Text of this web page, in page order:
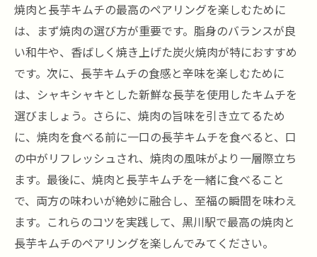
焼肉と長芋キムチの最高のペアリングを楽しむために
は、まず焼肉の選び方が重要です。脂身のバランスが良
い和牛や、香ばしく焼き上げた炭火焼肉が特におすすめ
です。次に、長芋キムチの食感と辛味を楽しむために
は、シャキシャキとした新鮮な長芋を使用したキムチを
選びましょう。さらに、焼肉の旨味を引き立てるため
に、焼肉を食べる前に一口の長芋キムチを食べると、口
の中がリフレッシュされ、焼肉の風味がより一層際立ち
ます。最後に、焼肉と長芋キムチを一緒に食べること
で、両方の味わいが絶妙に融合し、至福の瞬間を味わえ
ます。これらのコツを実践して、黒川駅で最高の焼肉と
長芋キムチのペアリングを楽しんでみてください。